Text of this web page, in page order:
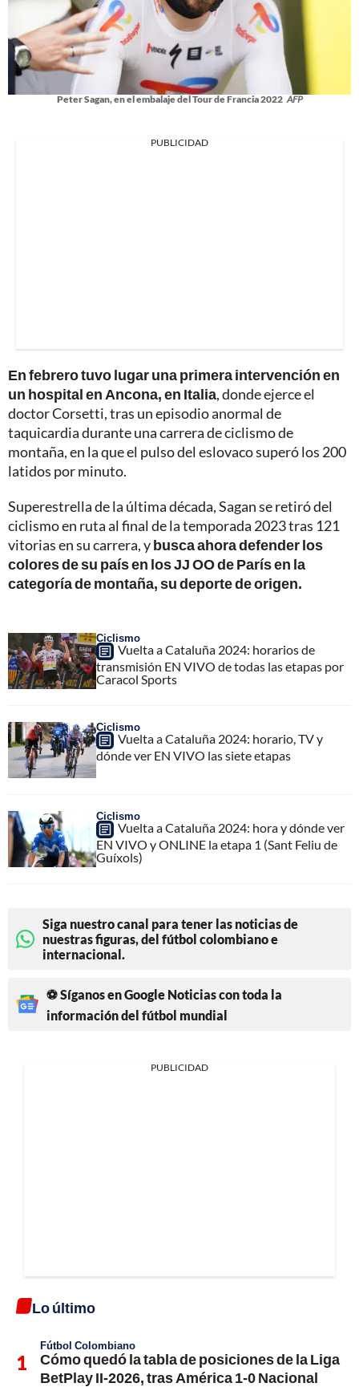
Peter Sagan, en el embalaje del Tour de Francia 2022 AFP
PUBLICIDAD
En febrero tuvo lugar una primera intervención en
un hospital en Ancona, en Italia, donde ejerce el
doctor Corsetti, tras un episodio anormal de
taquicardia durante una carrera de ciclismo de
montaña, en la que el pulso del eslovaco superó los 200
latidos por minuto.
Superestrella de la última década, Sagan se retiró del
ciclismo en ruta al final de la temporada 2023 tras 121
vitorias en su carrera, ybusca ahora defender los
colores de su país en los JJ OO de París en la
categoría de montaña, su deporte de origen.
Ciclismo
Vuelta a Cataluña 2024: horarios de
transmisión EN VIVO de todas las etapas por
Caracol Sports
Ciclismo
Vuelta a Cataluña 2024: horario, TV y
dónde ver EN VIVO las siete etapas
Ciclismo
Vuelta a Cataluña 2024: hora y dónde ver
EN VIVO y ONLINE la etapa 1 (Sant Feliu de
Guíxols)
Siga nuestro canal para tener las noticias de
nuestras figuras, del fútbol colombiano e
internacional.
⚽ Síganos en Google Noticias con toda la
información del fútbol mundial
PUBLICIDAD
Lo último
Fútbol Colombiano
Cómo quedó la tabla de posiciones de la Liga
BetPlay II-2026, tras América 1-0 Nacional